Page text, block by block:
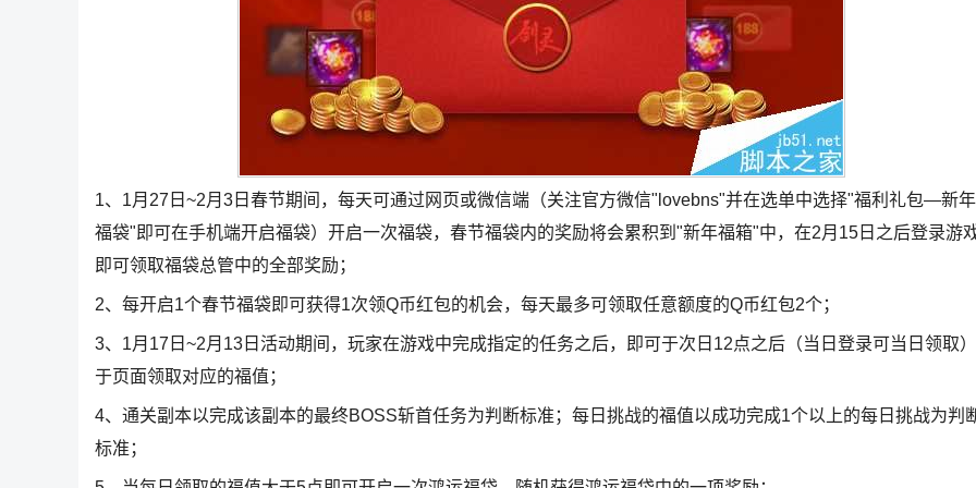
1、1月27日~2月3日春节期间，每天可通过网页或微信端（关注官方微信"lovebns"并在选单中选择"福利礼包—新年
福袋"即可在手机端开启福袋）开启一次福袋，春节福袋内的奖励将会累积到"新年福箱"中，在2月15日之后登录游
即可领取福袋总管中的全部奖励；
2、每开启1个春节福袋即可获得1次领Q币红包的机会，每天最多可领取任意额度的Q币红包2个；
3、1月17日~2月13日活动期间，玩家在游戏中完成指定的任务之后，即可于次日12点之后（当日登录可当日领取）
于页面领取对应的福值；
4、通关副本以完成该副本的最终BOSS斩首任务为判断标准；每日挑战的福值以成功完成1个以上的每日挑战为判
标准；